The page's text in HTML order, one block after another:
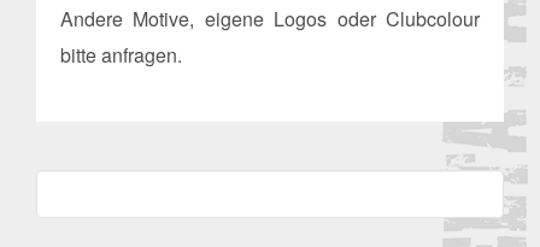
Andere Motive, eigene Logos oder Clubcolour
bitte anfragen.